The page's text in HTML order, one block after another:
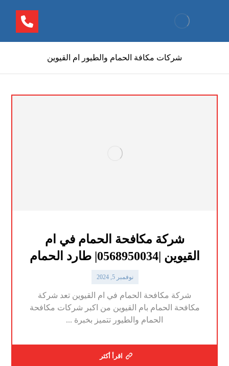
شركات مكافة الحمام والطيور ام القيوين
شركة مكافحة الحمام في ام
القيوين |0568950034| طارد الحمام
نوفمبر 5, 2024
شركة مكافحة الحمام في ام القيوين تعد شركة
مكافحة الحمام بام القيوين من اكبر شركات مكافحة
الحمام والطيور تتميز بخبرة ...
اقرأ أكثر